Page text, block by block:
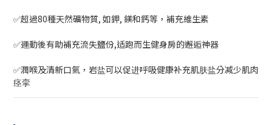
✅超過80種天然礦物質, 如鉀, 鎂和鈣等，補充維生素
✅運動後有助補充流失鹽份,适跑而生健身房的邂逅神器
✅潤喉及清新口氣，岩盐可以促进呼吸健康补充肌肤盐分减少肌肉
痉挛